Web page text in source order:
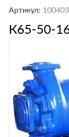
Артикул:
К65-50-